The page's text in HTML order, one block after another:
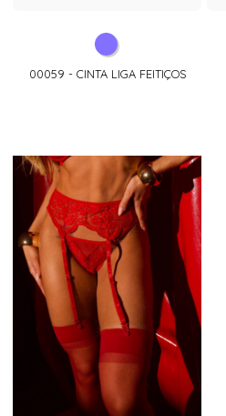
00059 - CINTA LIGA FEITIÇOS